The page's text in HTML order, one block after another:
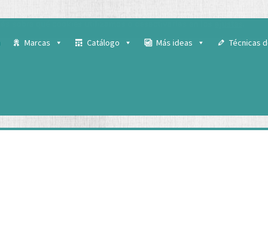
Marcas Catálogo Más ideas Técnicas